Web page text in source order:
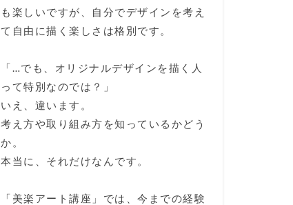
も楽しいですが、自分でデザインを考え
て自由に描く楽しさは格別です。
「…でも、オリジナルデザインを描く人
って特別なのでは？」
いえ、違います。
考え方や取り組み方を知っているかどう
か。
本当に、それだけなんです。
「美楽アート講座」では、今までの経験